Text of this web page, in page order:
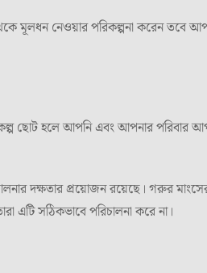
মূলধন নেওয়ার পরিকল্পনা করেন তবে
ছোট হলে আপনি এবং আপনার পরিবার
দক্ষতার প্রয়োজন রয়েছে। গরুর
এটি সঠিকভাবে পরিচালনা করে না।